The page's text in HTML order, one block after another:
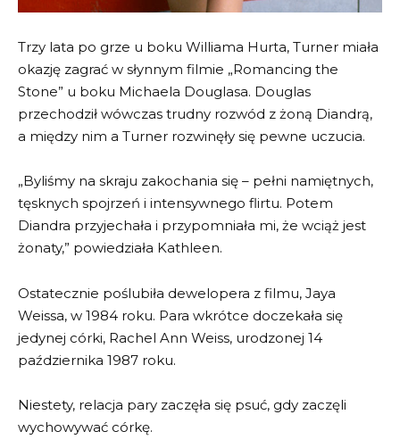
Trzy lata po grze u boku Williama Hurta, Turner miała
okazję zagrać w słynnym filmie „Romancing the
Stone” u boku Michaela Douglasa. Douglas
przechodził wówczas trudny rozwód z żoną Diandrą,
a między nim a Turner rozwinęły się pewne uczucia.
„Byliśmy na skraju zakochania się – pełni namiętnych,
tęsknych spojrzeń i intensywnego flirtu. Potem
Diandra przyjechała i przypomniała mi, że wciąż jest
żonaty,” powiedziała Kathleen.
Ostatecznie poślubiła dewelopera z filmu, Jaya
Weissa, w 1984 roku. Para wkrótce doczekała się
jedynej córki, Rachel Ann Weiss, urodzonej 14
października 1987 roku.
Niestety, relacja pary zaczęła się psuć, gdy zaczęli
wychowywać córkę.